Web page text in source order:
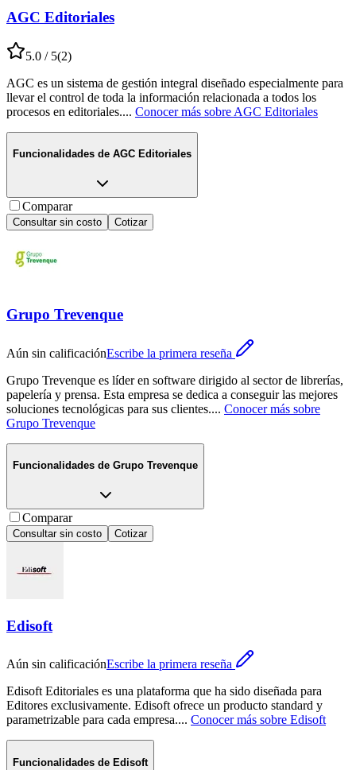
AGC Editoriales
5.0 / 5(2)
AGC es un sistema de gestión integral diseñado especialmente para
llevar el control de toda la información relacionada a todos los
procesos en editoriales.... Conocer más sobre AGC Editoriales
Funcionalidades de AGC Editoriales
Comparar
Consultar sin costo Cotizar
Grupo Trevenque
Aún sin calificaciónEscribe la primera reseña
Grupo Trevenque es líder en software dirigido al sector de librerías,
papelería y prensa. Esta empresa se dedica a conseguir las mejores
soluciones tecnológicas para sus clientes.... Conocer más sobre
Grupo Trevenque
Funcionalidades de Grupo Trevenque
Comparar
Consultar sin costo Cotizar
Edisoft
Aún sin calificaciónEscribe la primera reseña
Edisoft Editoriales es una plataforma que ha sido diseñada para
Editores exclusivamente. Edisoft ofrece un producto standard y
parametrizable para cada empresa.... Conocer más sobre Edisoft
Funcionalidades de Edisoft